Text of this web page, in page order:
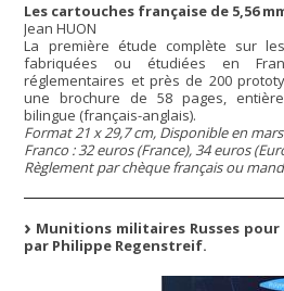
Les cartouches française de 5,56
Jean HUON
La première étude complète sur
fabriquées ou étudiées en
réglementaires et près de 200
une brochure de 58 pages,
bilingue (français-anglais).
Format 21 x 29,7 cm, Disponible en
Franco : 32 euros (France), 34 euros
Règlement par chèque français ou
Munitions militaires Russes pour
par Philippe Regenstreif.